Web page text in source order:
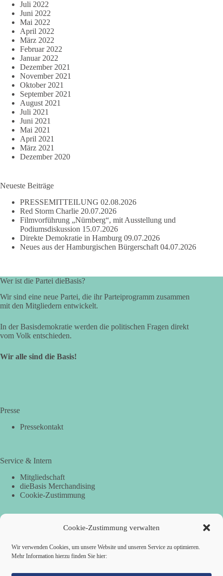
Cookie-Zustimmung verwalten
Wir verwenden Cookies, um unsere Website und unseren Service zu optimieren.
Mehr Information hierzu finden Sie hier:
Juli 2022
Juni 2022
Mai 2022
April 2022
März 2022
Februar 2022
Januar 2022
Dezember 2021
November 2021
Oktober 2021
September 2021
August 2021
Juli 2021
Juni 2021
Mai 2021
April 2021
März 2021
Dezember 2020
Neueste Beiträge
PRESSEMITTEILUNG 02.08.2026
Red Storm Charlie 20.07.2026
Filmvorführung „Nürnberg“, mit Ausstellung und
Podiumsdiskussion 15.07.2026
Direkte Demokratie in Hamburg 09.07.2026
Neues aus der Hamburgischen Bürgerschaft 04.07.2026
Wer ist die Partei dieBasis?
Wir sind eine neue Partei, die ihr Parteiprogramm zusammen
mit den Mitgliedern entwickelt.
In der Basisdemokratie werden die politischen Fragen direkt
vom Volk entschieden.
Wir alle sind die Basis!
Presse
Pressekontakt
Service & Intern
Mitgliedschaft
dieBasis Merchandising
Cookie-Zustimmung
Per Banküberweisung: